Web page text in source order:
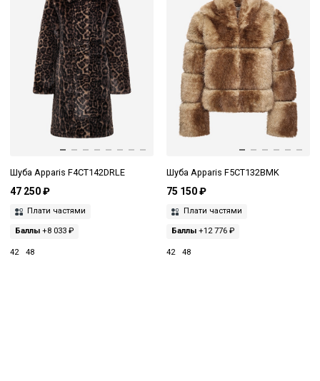
Шуба Apparis F4CT142DRLE
47 250 ₽
Плати частями
Баллы +8 033 ₽
42 48
Шуба Apparis F5CT132BMK
75 150 ₽
Плати частями
Баллы+12 776 ₽
42 48